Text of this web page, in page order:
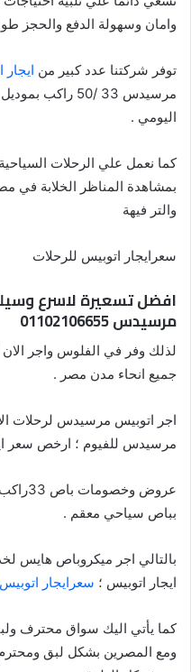
وامان وسهولة الدفع والحجز طوال
توفر شركتنا عدد كبير من ايجار
مرسيدس 33 /50
اليومي .
كما نعمل علي الرحلات
بمشاهدة المناظر الخلابة في
والتر فيهة
سعرايجار اتوبيس للرحلات
افضل تسعيرة لاسرع
مرسيدس 01102106655
لذلك وفر في الفلوس واجر
جميع انحاء مدن مصر .
اجر اتوبيس مرسيدس لرحلات
مرسيدس للفيوم ؛ ارخص سعر
عروض
بباص سياحي معقم .
بالتالي اجر ميكروباص هايس
ايجار اتوبيس ؛ سعرايجار
كما يأتي اليك سواق محترف
ومع المصرين بشكل لبق